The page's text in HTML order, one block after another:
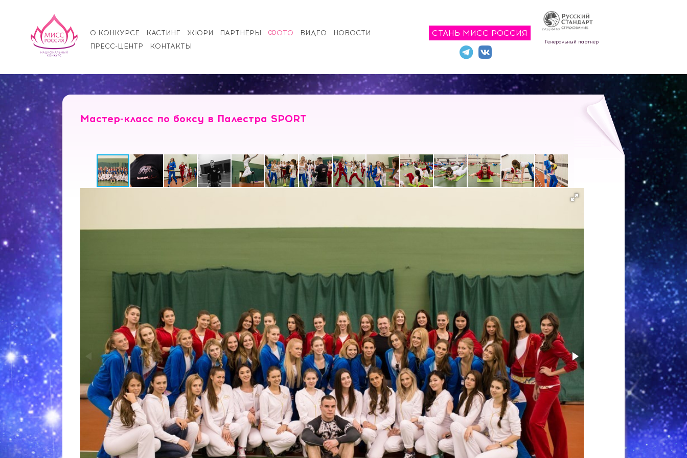
О КОНКУРСЕ КАСТИНГ ЖЮРИ ПАРТНЁРЫ ФОТО ВИДЕО
НОВОСТИ
ПРЕСС-ЦЕНТР
КОНТАКТЫ
СТАНЬ МИСС РОССИЯ
Генеральный партнёр
Мастер-класс по боксу в Палестра SPORT